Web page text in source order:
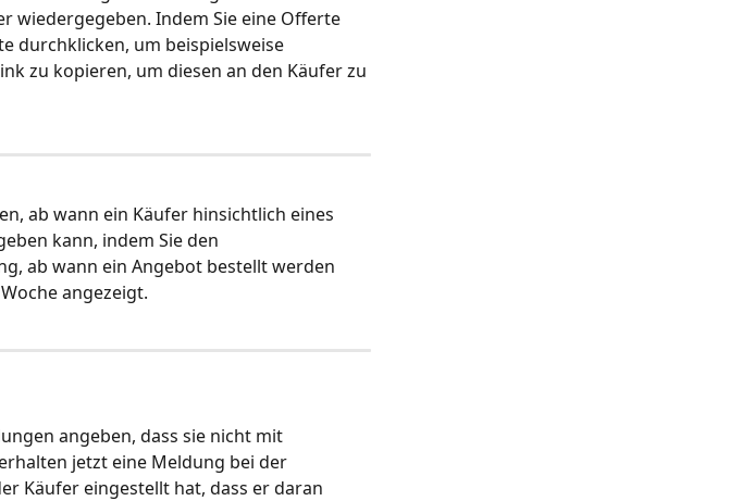
wiedergegeben. Indem Sie eine Offerte
durchklicken, um beispielsweise
zu kopieren, um diesen an den Käufer zu
ab wann ein Käufer hinsichtlich eines
kann, indem Sie den
ab wann ein Angebot bestellt werden
angezeigt.
angeben, dass sie nicht mit
jetzt eine Meldung bei der
Käufer eingestellt hat, dass er daran